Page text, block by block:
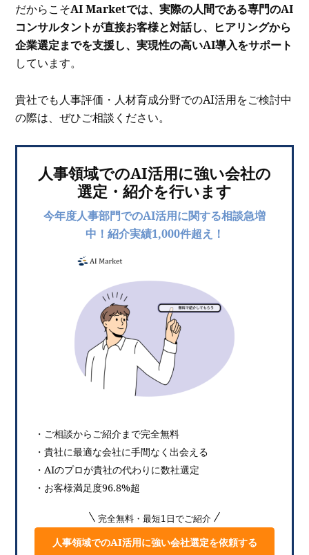
だからこそAI Marketでは、実際の人間である専門のAI
コンサルタントが直接お客様と対話し、ヒアリングから
企業選定までを支援し、実現性の高いAI導入をサポート
しています。
貴社でも人事評価・人材育成分野でのAI活用をご検討中
の際は、ぜひご相談ください。
人事領域でのAI活用に強い会社の
選定・紹介を行います
今年度人事部門でのAI活用に関する相談急増
中！紹介実績1,000件超え！
・ご相談からご紹介まで完全無料
・貴社に最適な会社に手間なく出会える
・AIのプロが貴社の代わりに数社選定
・お客様満足度96.8%超
完全無料・最短1日でご紹介
人事領域でのAI活用に強い会社選定を依頼する